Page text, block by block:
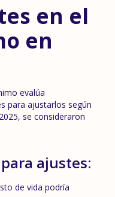
en el
en
evalúa
para ajustarlos según
se consideraron
ajustes:
de vida podría